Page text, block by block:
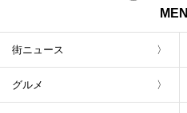
街ニュース
グルメ